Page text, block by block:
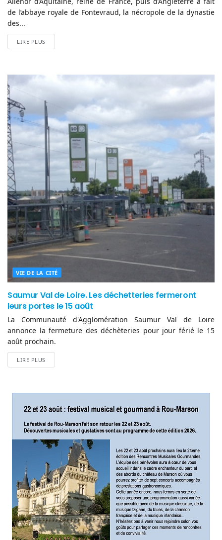
de l’abbaye royale de Fontevraud, la nécropole de la dynastie
des...
LIRE PLUS
VIE DE LA CITÉ
Saumur Val de Loire. Les déchetteries fermeront
leurs portes le 15 août
La Communauté d'Agglomération Saumur Val de Loire
annonce la fermeture des déchèteries pour jour férié le 15
août prochain.
LIRE PLUS